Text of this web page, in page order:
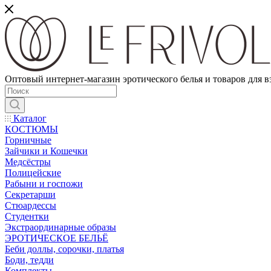
Оптовый интернет-магазин эротического белья и товаров для
Каталог
КОСТЮМЫ
Горничные
Зайчики и Кошечки
Медсёстры
Полицейские
Рабыни и госпожи
Секретарши
Стюардессы
Студентки
Экстраординарные образы
ЭРОТИЧЕСКОЕ БЕЛЬЁ
Беби доллы, сорочки, платья
Боди, тедди